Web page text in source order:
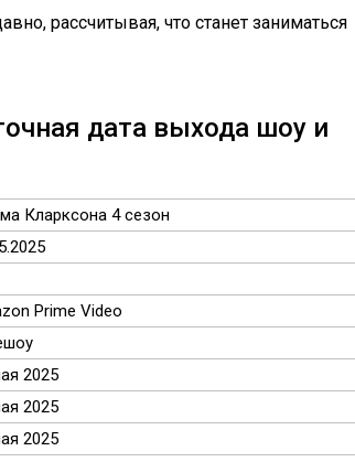
рассчитывая, что станет заниматься
дата выхода шоу и
Кларксона 4 сезон
Prime Video
2025
2025
2025